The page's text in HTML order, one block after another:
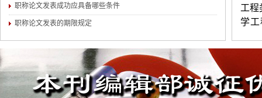
职称论文发表成功应具备哪些条件
职称论文发表的期限规定
工程
学
与综
练。